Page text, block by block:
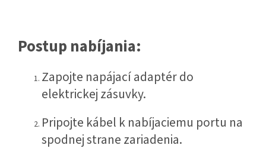
Postup nabíjania:
Zapojte napájací adaptér do
elektrickej zásuvky.
Pripojte kábel k nabíjaciemu portu na
spodnej strane zariadenia.